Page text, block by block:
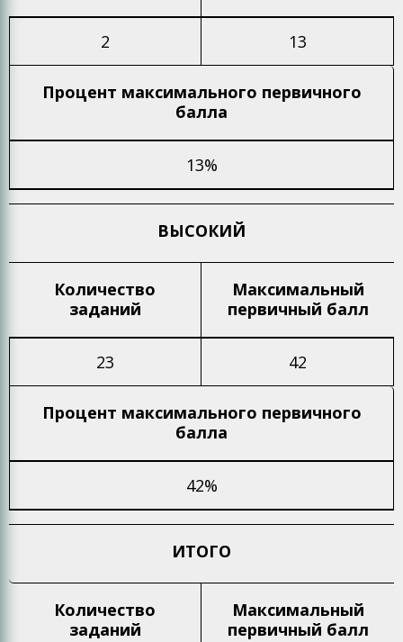
2 13
Процент максимального первичного
балла
13%
ВЫСОКИЙ
Количество
заданий
Максимальный
первичный балл
23 42
Процент максимального первичного
балла
42%
ИТОГО
Количество
заданий
Максимальный
первичный балл